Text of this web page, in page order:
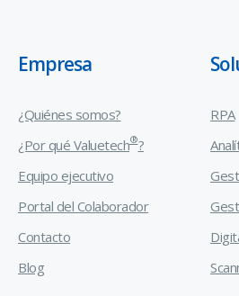
Empresa
¿Quiénes somos?
¿Por qué Valuetech®?
Equipo ejecutivo
Portal del Colaborador
Contacto
Blog
RPA